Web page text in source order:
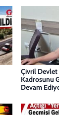
Çivril Devlet
Kadrosunu
Devam